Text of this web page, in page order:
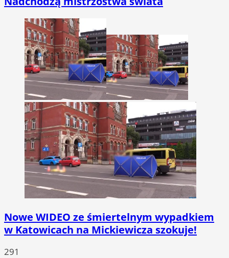
Nowe WIDEO ze śmiertelnym wypadkiem
w Katowicach na Mickiewicza szokuje!
291